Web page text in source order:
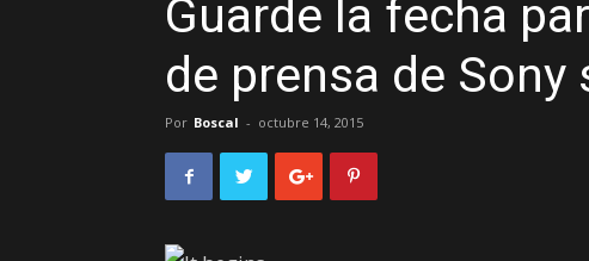
Guarde la fecha
de prensa de Sony
Por Boscal - octubre 14, 2015